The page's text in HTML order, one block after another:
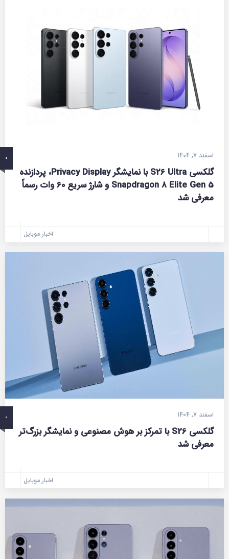
0 اسفند 7, 1404
گلکسی S26 Ultra با نمایشگر Privacy Display، پردازنده
Snapdragon 8 Elite Gen 5 و شارژ سریع 60 وات رسماً
معرفی شد
اخبار موبایل
0 اسفند 7, 1404
گلکسی S26 با تمرکز بر هوش مصنوعی و نمایشگر بزرگ‌تر
معرفی شد
اخبار موبایل